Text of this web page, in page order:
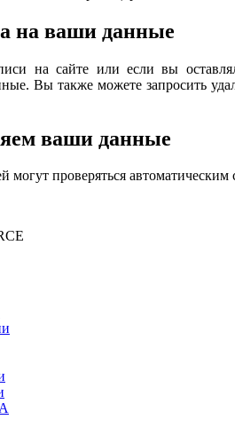
на ваши данные
на сайте или если вы
Вы также можете запросить
ваши данные
могут проверяться